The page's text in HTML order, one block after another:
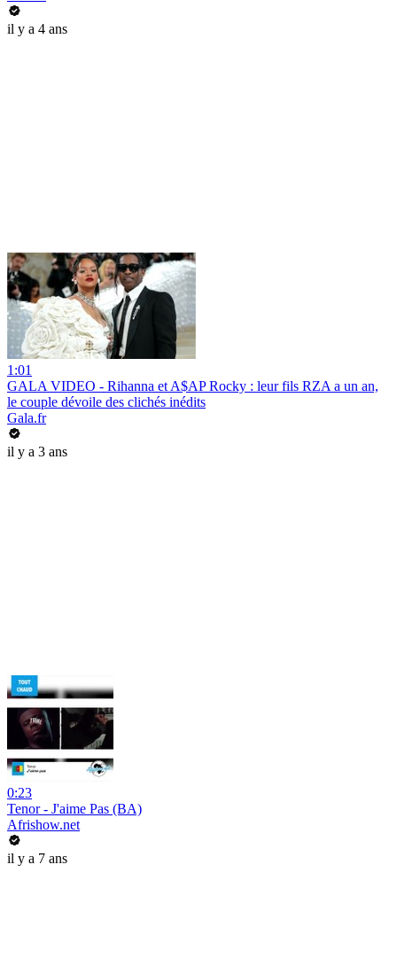
il y a 4 ans
1:01
GALA VIDEO - Rihanna et A$AP Rocky : leur fils RZA a un an,
le couple dévoile des clichés inédits
Gala.fr
il y a 3 ans
0:23
Tenor - J'aime Pas (BA)
Afrishow.net
il y a 7 ans